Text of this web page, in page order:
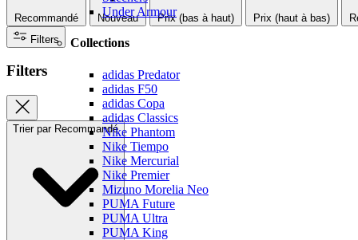
Under Armour
Collections
adidas Predator
adidas F50
adidas Copa
adidas Classics
Nike Phantom
Nike Tiempo
Nike Mercurial
Nike Premier
Mizuno Morelia Neo
PUMA Future
PUMA Ultra
PUMA King
Recommandé Nouveau Prix (bas à haut) Prix (haut à bas)
Filters
Filters
Trier par Recommandé